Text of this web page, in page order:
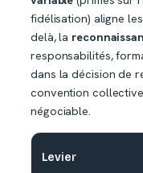
fidélisation) aligne
delà, la
responsabilités,
dans la décision de
convention
négociable.
Levier